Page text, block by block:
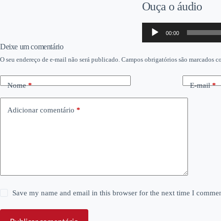
Ouça o áudio
Tocador
áudio
00:00
Deixe um comentário
O seu endereço de e-mail não será publicado. Campos obrigatórios são marcados
Nome* E-mail*
Adicionar comentário *
Save my name and email in this browser for the next time I